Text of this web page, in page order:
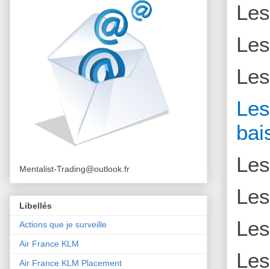
Mentalist-Trading@outlook.fr
Libellés
Actions que je surveille
Air France KLM
Air France KLM Placement